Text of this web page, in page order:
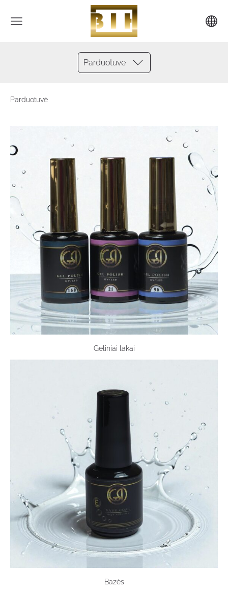
Parduotuvė
Parduotuvė
Geliniai lakai
Bazės